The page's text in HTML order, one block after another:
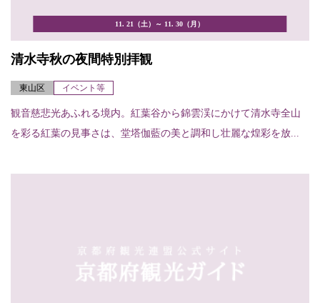
11. 21（土）～ 11. 30（月）
清水寺秋の夜間特別拝観
東山区 イベント等
観音慈悲光あふれる境内。紅葉谷から錦雲渓にかけて清水寺全山
を彩る紅葉の見事さは、堂塔伽藍の美と調和し壮麗な煌彩を放...